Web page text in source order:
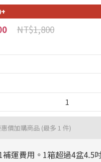
NT$1,800
價加購商品 (最多 1 件)
補運費用。1箱超過4盆4.5